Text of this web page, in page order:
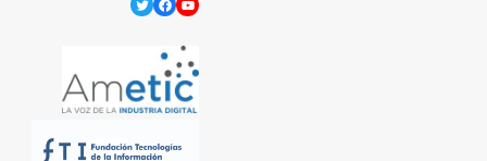
Twitter
Facebook
YouTube